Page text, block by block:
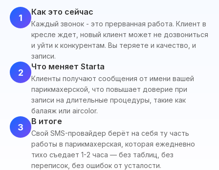
1
Как это сейчас
Каждый звонок - это прерванная работа. Клиент в
кресле ждет, новый клиент может не дозвониться
и уйти к конкурентам. Вы теряете и качество, и
записи.
2
Что меняет Starta
Клиенты получают сообщения от имени вашей
парикмахерской, что повышает доверие при
записи на длительные процедуры, такие как
балаяж или aircolor.
3
В итоге
Свой SMS-провайдер берёт на себя ту часть
работы в парикмахерская, которая ежедневно
тихо съедает 1-2 часа — без таблиц, без
переписок, без ошибок от усталости.